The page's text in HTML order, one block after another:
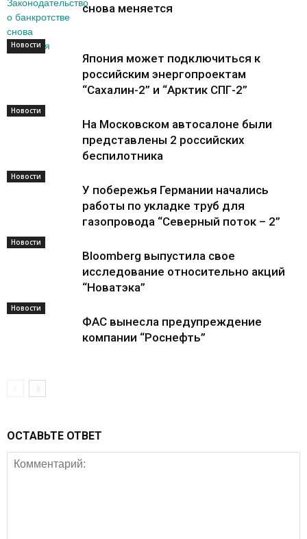
Новости
снова меняется
Новости
Япония может подключиться к
российским энергопроектам
“Сахалин-2” и “Арктик СПГ-2”
Новости
На Московском автосалоне были
представлены 2 российских
беспилотника
Новости
У побережья Германии начались
работы по укладке труб для
газопровода “Северный поток – 2”
Новости
Bloomberg выпустила свое
исследование относительно акций
“Новатэка”
Новости
ФАС вынесла предупреждение
компании “Роснефть”
ОСТАВЬТЕ ОТВЕТ